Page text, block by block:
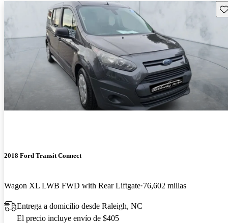
2018 Ford Transit Connect
Wagon XL LWB FWD with Rear Liftgate 76,602 millas
Entrega a domicilio desde Raleigh, NC
El precio incluye envío de $405